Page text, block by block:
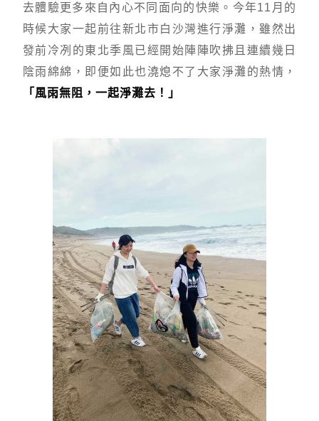
去體驗更多來自內心不同面向的快樂。今年11月的
時候大家一起前往新北市白沙灣進行淨灘，雖然出
發前冷冽的東北季風已經開始陣陣吹拂且連續幾日
陰雨綿綿，即便如此也澆熄不了大家淨灘的熱情，
「風雨無阻，一起淨灘去！」